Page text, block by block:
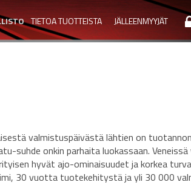
TIETOA TUOTTEISTA JÄLLEENMYYJÄT
valmistuspäivästä lähtien on
suhde onkin parhaita luokassaan.
hyvät ajo-ominaisuudet ja korkea
30 vuotta tuotekehitystä ja yli 30 000